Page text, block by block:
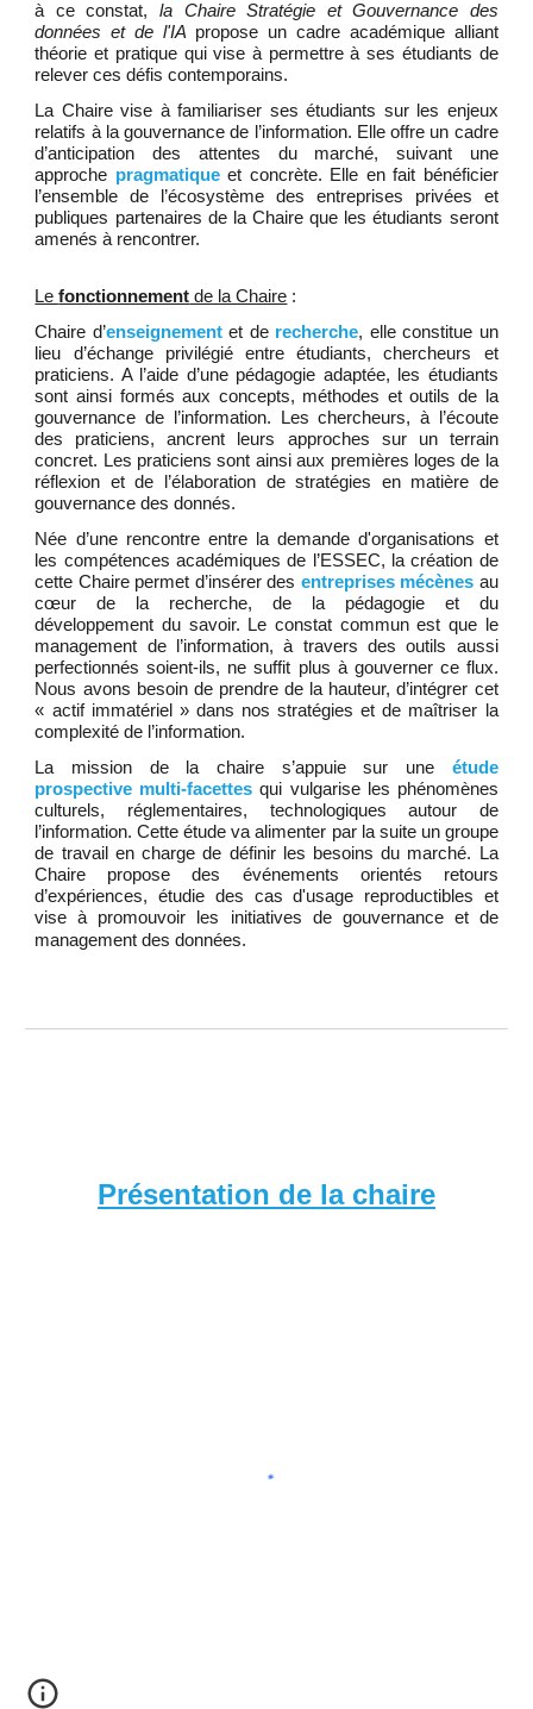
à ce constat, la Chaire Stratégie et Gouvernance des
données et de l'IA propose un cadre académique alliant
théorie et pratique qui vise à permettre à ses étudiants de
relever ces défis contemporains.
La Chairevise à familiariser ses étudiants sur les enjeux
relatifs àla gouvernance de l’information. Elle offre un cadre
d’anticipation des attentes du marché, suivant une
approche pragmatiqueet concrète. Elle en fait bénéficier
l’ensemble de l’écosystème des entreprises privées et
publiques partenaires de la Chaire que les étudiants seront
amenés à rencontrer.
Lefonctionnement de la Chaire :
Chaire d’enseignementet de recherche, elle constitue un
lieu d’échange privilégié entre étudiants, chercheurs et
praticiens. A l’aide d’une pédagogie adaptée, les étudiants
sont ainsi formés aux concepts, méthodes et outils de la
gouvernance de l’information. Les chercheurs, à l’écoute
des praticiens, ancrent leurs approches sur un terrain
concret. Les praticiens sont ainsi aux premières loges de la
réflexion et de l’élaboration de stratégies en matière de
gouvernance des donnés.
Née d’une rencontre entre la demande d'organisations et
les compétences académiques de l’ESSEC, la création de
cette Chaire permet d’insérer des entreprises mécènes au
cœur de la recherche, de la pédagogie et du
développement du savoir. Le constat commun est que le
management de l’information, à travers des outils aussi
perfectionnés soient-ils, ne suffit plus à gouverner ce flux.
Nous avons besoin de prendre de la hauteur, d’intégrer cet
« actif immatériel » dans nos stratégies et de maîtriser la
complexité de l’information.
La mission de la chaire s’appuie sur une étude
prospective multi-facettes qui vulgarise les phénomènes
culturels, réglementaires, technologiques autour de
l’information. Cette étude va alimenter par la suite un groupe
de travail en charge de définir les besoins du marché.
La
Chaire propose des événements orientés retours
d’expériences, étudie des cas d'usage reproductibles et
vise à promouvoir les initiatives de gouvernance et de
management desdonnées.
Présentation de la chaire